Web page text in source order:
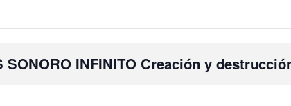
SONORO INFINITO Creación y